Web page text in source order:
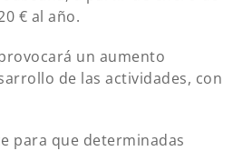
€ al año.
un aumento
de las actividades, con
para que determinadas